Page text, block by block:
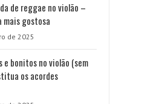
de reggae no violão –
mais gostosa
de 2025
bonitos no violão (sem
os acordes